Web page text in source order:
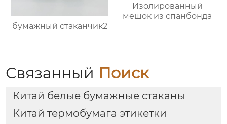
бумажный стаканчик2
Изолированный
мешок из спанбонда
Связанный Поиск
Китай белые бумажные стаканы
Китай термобумага этикетки